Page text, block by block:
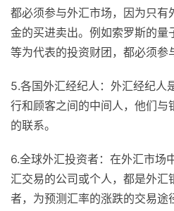
都必须参与外汇市场，因为只有
金的买进卖出。例如索罗斯的量
等为代表的投资财团，都必须参
5.各国外汇经纪人：外汇经纪人
行和顾客之间的中间人，他们与
的联系。
6.全球外汇投资者：在外汇市场
汇交易的公司或个人，都是外汇
者，为预测汇率的涨跌的交易途